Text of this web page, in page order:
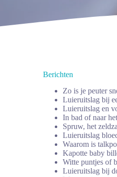
Berichten
Zo is je peuter
Luieruitslag bij
Luieruitslag en
In bad of naar
Spruw, het
Luieruitslag
Waarom is
Kapotte baby
Witte puntjes of
Luieruitslag bij